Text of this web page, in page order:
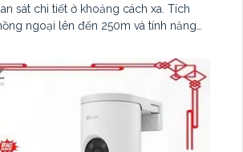
sát chi tiết ở khoảng cách xa. Tích
ngoại lên đến 250m và tính năng
tiêu chuyển động.